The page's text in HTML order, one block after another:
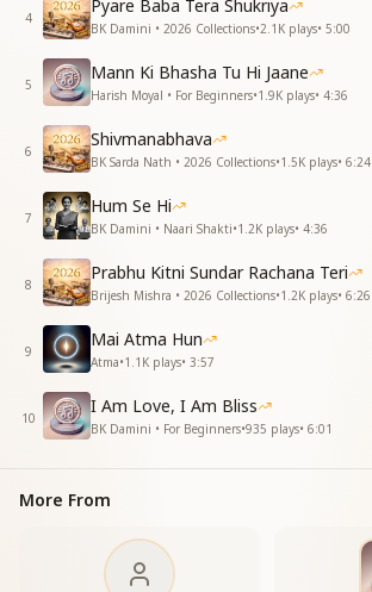
राजयोग से मिट जाते है जन्म जन्म के रोग
राजयोग से मिट जाते है जन्म जन्म के रोग
इंसानको जीने की कला सिखलाता है राजयोग
इंसानको जीने की कला सिखलाता है राजयोग
दुख दर्द रोगों से मुक्ति दिलाता है राज योग
इंसानको जीने की कला …. सिखलाता है राजयोग
—----------------------------------------
4
Pyare Baba Tera Shukriya
BK Damini • 2026 Collections•2.1K plays• 5:00
5
Mann Ki Bhasha Tu Hi Jaane
Harish Moyal • For Beginners•1.9K plays• 4:36
6
Shivmanabhava
BK Sarda Nath • 2026 Collections•1.5K plays• 6:24
7
Hum Se Hi
BK Damini • Naari Shakti•1.2K plays• 4:36
8
Prabhu Kitni Sundar Rachana Teri
Brijesh Mishra • 2026 Collections•1.2K plays• 6:26
9
Mai Atma Hun
Atma•1.1K plays• 3:57
10
I Am Love, I Am Bliss
BK Damini • For Beginners•935 plays• 6:01
More From